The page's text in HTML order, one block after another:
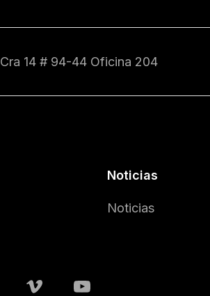
Cra 14 # 94-44 Oficina 204
Noticias
Noticias